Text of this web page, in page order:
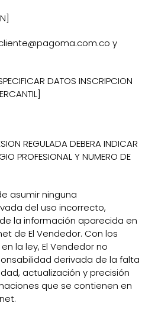
y
DATOS INSCRIPCION
REGULADA DEBERA INDICAR
PROFESIONAL Y NUMERO DE
asumir ninguna
del uso incorrecto,
la información aparecida en
de El Vendedor. Con los
la ley, El Vendedor no
derivada de la falta
actualización y precisión
que se contienen en